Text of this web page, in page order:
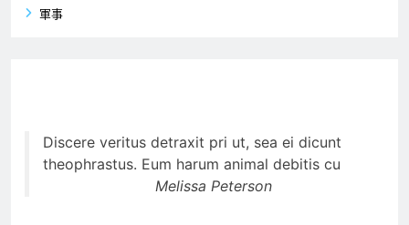
軍事
Discere veritus detraxit pri ut, sea ei dicunt
theophrastus. Eum harum animal debitis cu
Melissa Peterson